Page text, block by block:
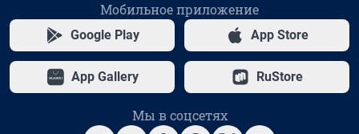
Мобильное приложение
Google Play App Store
App Gallery RuStore
Мы в соцсетях